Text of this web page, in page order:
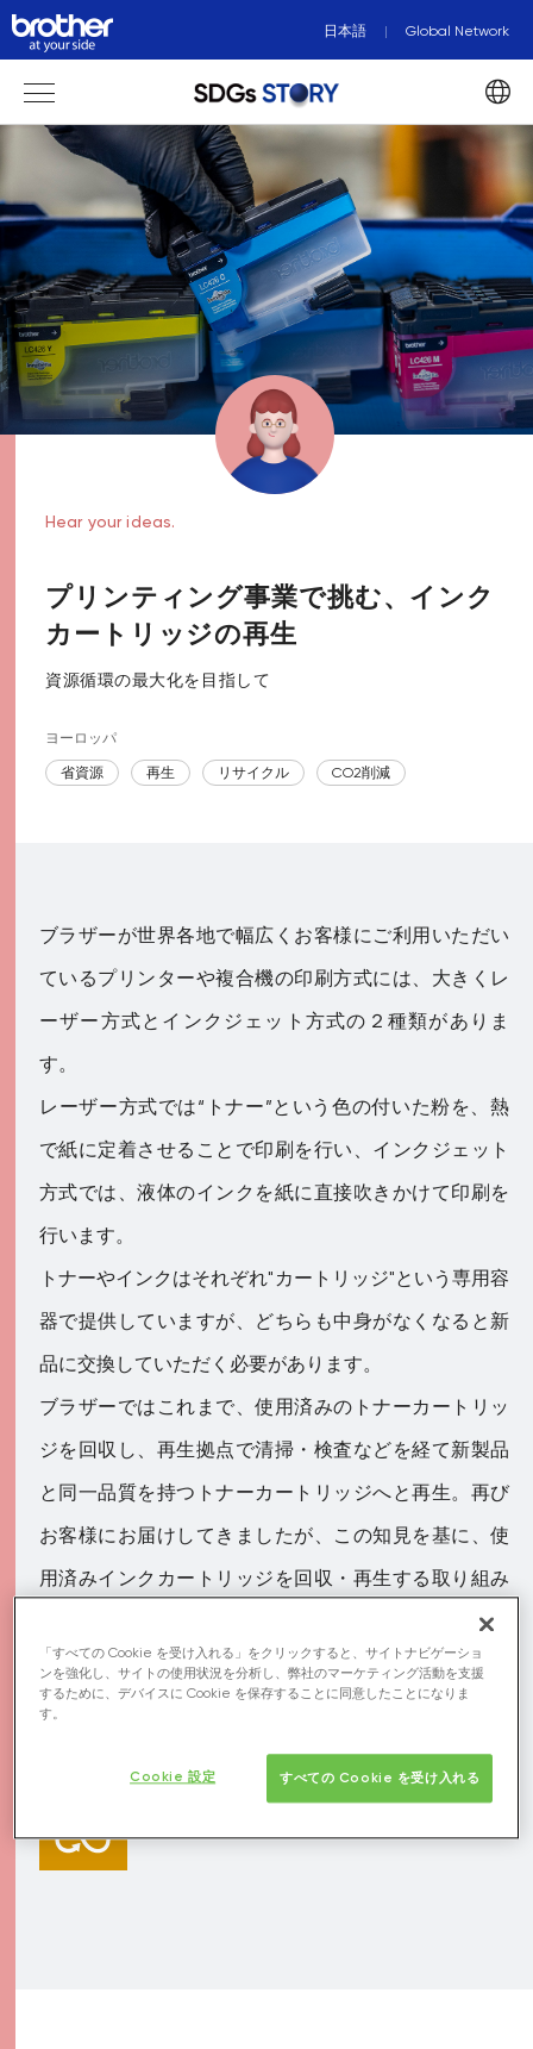
日本語 Global Network
Hear your ideas.
プリンティング事業で挑む、インク
カートリッジの再生
資源循環の最大化を目指して
ヨーロッパ
省資源 再生 リサイクル CO2削減
ブラザーが世界各地で幅広くお客様にご利用いただい
ているプリンターや複合機の印刷方式には、大きくレ
ーザー方式とインクジェット方式の２種類がありま
す。
レーザー方式では“トナー”という色の付いた粉を、熱
で紙に定着させることで印刷を行い、インクジェット
方式では、液体のインクを紙に直接吹きかけて印刷を
行います。
トナーやインクはそれぞれ"カートリッジ"という専用容
器で提供していますが、どちらも中身がなくなると新
品に交換していただく必要があります。
ブラザーではこれまで、使用済みのトナーカートリッ
ジを回収し、再生拠点で清掃・検査などを経て新製品
と同一品質を持つトナーカートリッジへと再生。再び
お客様にお届けしてきましたが、この知見を基に、使
用済みインクカートリッジを回収・再生する取り組み
関連するSDGs
「すべての Cookie を受け入れる」をクリックすると、サイトナビゲーショ
ンを強化し、サイトの使用状況を分析し、弊社のマーケティング活動を支援
するために、デバイスに Cookie を保存することに同意したことになりま
す。
すべての Cookie を受け入れる
Cookie 設定